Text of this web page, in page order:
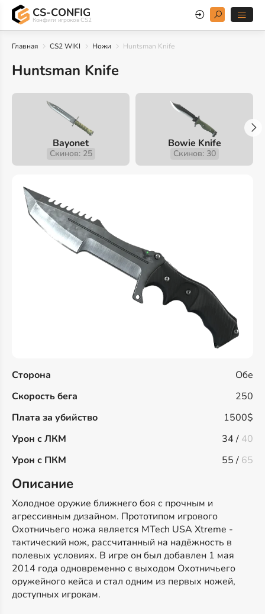
CS-CONFIG
Конфиги игроков CS2
Главная CS2 WIKI Ножи Huntsman Knife
Huntsman Knife
Bayonet
Скинов: 25
Bowie Knife
Скинов: 30
Сторона
Обе
Скорость бега
250
Плата за убийство
1500$
Урон с ЛКМ
34 / 40
Урон с ПКМ
55 / 65
Описание
Холодное оружие ближнего боя с прочным и
агрессивным дизайном. Прототипом игрового
Охотничьего ножа является MTech USA Xtreme -
тактический нож, рассчитанный на надёжность в
полевых условиях. В игре он был добавлен 1 мая
2014 года одновременно с выходом Охотничьего
оружейного кейса и стал одним из первых ножей,
доступных игрокам.